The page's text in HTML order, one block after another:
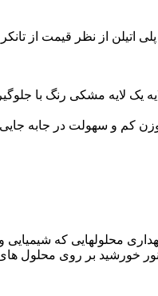
اتیلن از نظر قیمت از
لایه مشکی رنگ با
کم و سهولت در جابه
محلولهایی که شیمیایی
خورشید بر روی محلول های